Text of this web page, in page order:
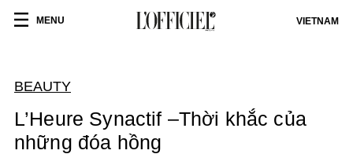
MENU VIETNAM
BEAUTY
L’Heure Synactif –Thời khắc của
những đóa hồng